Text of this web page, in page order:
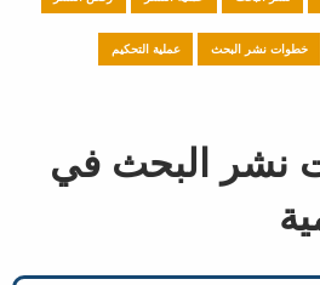
خطوات نشر البحث عملية التحكيم
نشر البحث في